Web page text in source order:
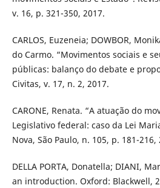
v. 16, p. 321-350, 2017.
CARLOS, Euzeneia; DOWBOR,
do Carmo. “Movimentos sociais e
públicas: balanço do debate e
Civitas, v. 17, n. 2, 2017.
CARONE, Renata. “A atuação do
Legislativo federal: caso da Lei
Nova, São Paulo, n. 105, p. 181-216,
DELLA PORTA, Donatella; DIANI,
an introduction. Oxford: Blackwell,